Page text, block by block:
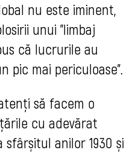
nu este iminent,
unui "limbaj
că lucrurile au
pic mai periculoase".
să facem o
cu adevărat
anilor 1930 și